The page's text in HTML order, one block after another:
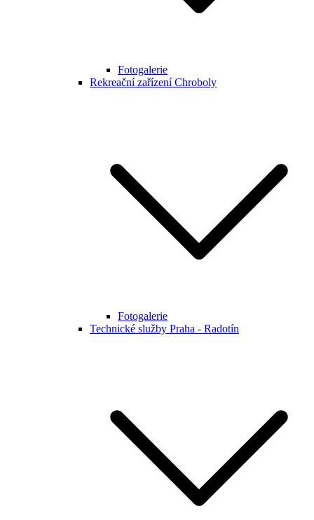
Fotogalerie
Rekreační zařízení Chroboly
Fotogalerie
Technické služby Praha - Radotín